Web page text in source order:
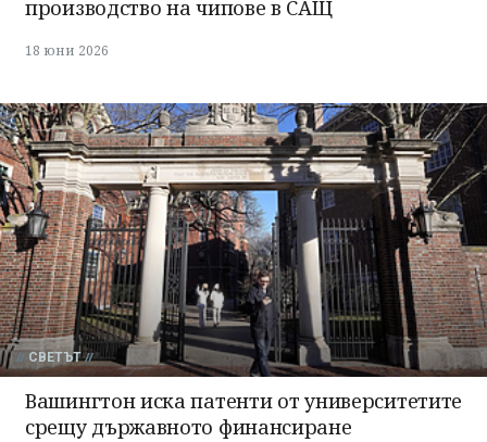
производство на чипове в САЩ
18 юни 2026
СВЕТЪТ
Вашингтон иска патенти от университетите
срещу държавното финансиране